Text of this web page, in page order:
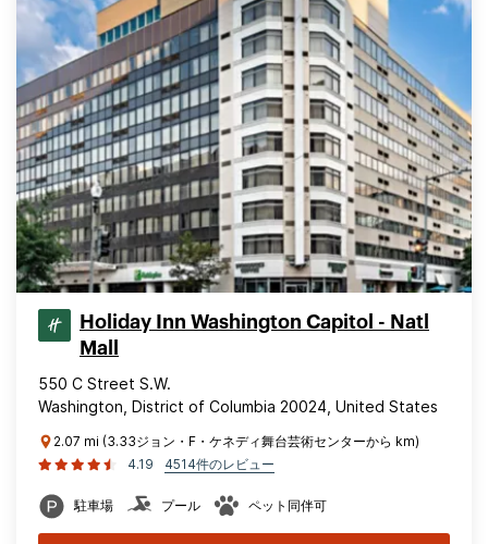
Holiday Inn Washington Capitol - Natl
Mall
550 C Street S.W.
Washington, District of Columbia 20024, United States
2.07 mi (3.33ジョン・F・ケネディ舞台芸術センターから km)
4.19
4514件のレビュー
駐車場 プール ペット同伴可